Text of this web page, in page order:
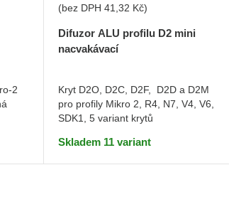
2
(bez DPH 41,32 Kč)
Difuzor ALU profilu D2 mini
nacvakávací
Kryt D2O, D2C, D2F, D2D a D2M
pro profily Mikro 2, R4, N7, V4, V6,
SDK1, 5 variant krytů
Skladem 11 variant